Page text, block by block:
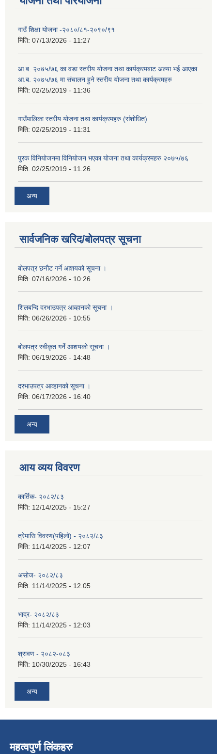
गाउँ शिक्षा योजना -२०८०/८१-२०९०/९१
मिति: 07/13/2026 - 11:27
आ.ब. २०७५/७६ का वडा स्तरीय योजना तथा कार्यक्रमबाट अल्या भई आएका
आ.ब. २०७५/७६ मा स‌ंचालन हुने स्तरीय योजना तथा कार्यक्रमहरु
मिति: 02/25/2019 - 11:36
गाउँपालिका स्तरीय योजना तथा कार्यक्रमहरु (स‌ंशोधित)
मिति: 02/25/2019 - 11:31
पुरक विनियोजनमा विनियोजन भएका योजना तथा कार्यक्रमहरु २०७५/७६
मिति: 02/25/2019 - 11:26
अन्य
सार्वजनिक खरिद/बोलपत्र सूचना
बोलपत्र छनौट गर्ने आशयको सूचना ।
मिति: 07/16/2026 - 10:26
शिलबन्दि दरभाउपत्र आव्हानको सूचना ।
मिति: 06/26/2026 - 10:55
बोलपत्र स्वीकृत गर्ने आशयको सूचना ।
मिति: 06/19/2026 - 14:48
दरभाउपत्र आव्हानको सूचना ।
मिति: 06/17/2026 - 16:40
अन्य
आय व्यय विवरण
कार्तिक- २०८२/८३
मिति: 12/14/2025 - 15:27
त्रेमासि विवरण(पहिलो) - २०८२/८३
मिति: 11/14/2025 - 12:07
असोज- २०८२/८३
मिति: 11/14/2025 - 12:05
भाद्र- २०८२/८३
मिति: 11/14/2025 - 12:03
श्रावण - २०८२-०८३
मिति: 10/30/2025 - 16:43
अन्य
महत्वपुर्ण लिंकहरु